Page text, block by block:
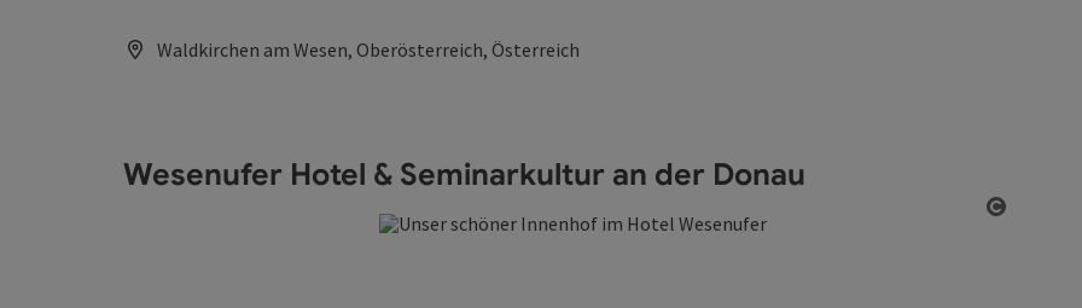
Waldkirchen am Wesen, Oberösterreich, Österreich
Wesenufer Hotel & Seminarkultur an der Donau